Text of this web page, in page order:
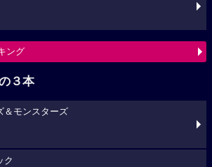
ング
３本
＆モンスターズ
ク